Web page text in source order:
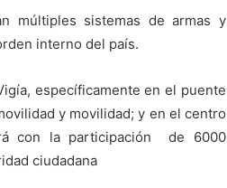
múltiples sistemas de armas y
interno del país.
específicamente en el puente
y movilidad; y en el centro
con la participación de 6000
ciudadana